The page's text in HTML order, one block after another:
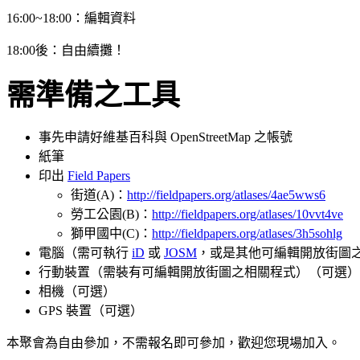
16:00~18:00：編輯資料
18:00後：自由續攤！
需準備之工具
事先申請好維基百科與 OpenStreetMap 之帳號
紙筆
印出 Field Papers
街道(A)： http://fieldpapers.org/atlases/4ae5wws6
勞工公園(B)： http://fieldpapers.org/atlases/10vvt4ve
獅甲國中(C)： http://fieldpapers.org/atlases/3h5sohlg
電腦（需可執行 iD 或 JOSM ，或是其他可編輯開放街圖
行動裝置（需裝有可編輯開放街圖之相關程式）（可選）
相機（可選）
GPS 裝置（可選）
本聚會為自由參加，不需報名即可參加，歡迎您現場加入。